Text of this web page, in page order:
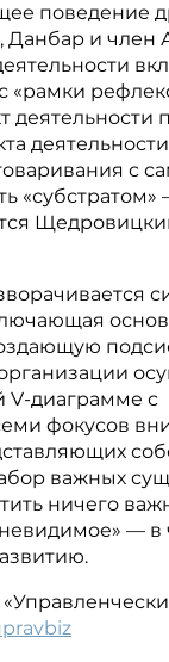
поведение
Данбар и член
«рамки
деятельности
с
«субстратом»
V-диаграмме с
фокусов
важных
ничего
— в